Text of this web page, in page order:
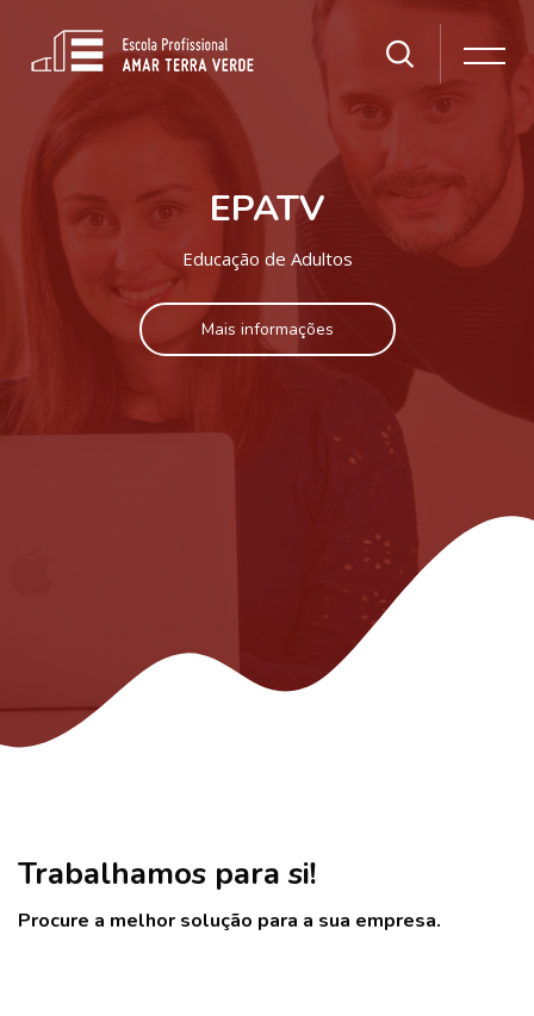
EPATV
Educação de Adultos
Mais informações
Trabalhamos para si!
Procure a melhor solução para a sua empresa.